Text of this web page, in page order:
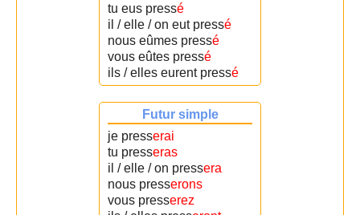
tu eus pressé
il / elle / on eut pressé
nous eûmes pressé
vous eûtes pressé
ils / elles eurent pressé
Futur simple
je presserai
tu presseras
il / elle / on pressera
nous presserons
vous presserez